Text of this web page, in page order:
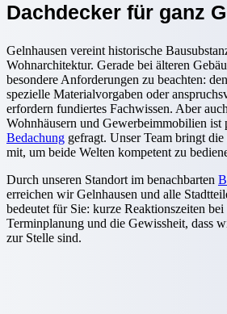
Dachdecker für ganz
Gelnhausen vereint historische
Wohnarchitektur. Gerade bei älteren
besondere Anforderungen zu beachten:
spezielle Materialvorgaben oder
erfordern fundiertes Fachwissen. Aber
Wohnhäusern und Gewerbeimmobilien ist
Bedachung gefragt. Unser Team bringt
mit, um beide Welten kompetent zu
Durch unseren Standort im benachbarten
erreichen wir Gelnhausen und alle
bedeutet für Sie: kurze Reaktionszeiten
Terminplanung und die Gewissheit, dass
zur Stelle sind.